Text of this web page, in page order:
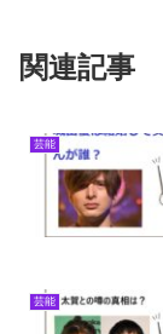
関連記事
芸能
芸能